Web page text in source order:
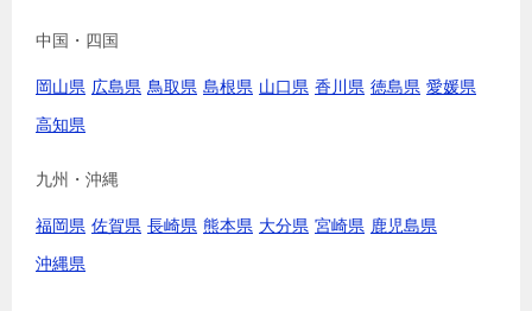
中国・四国
岡山県 広島県 鳥取県 島根県 山口県 香川県 徳島県 愛媛県
高知県
九州・沖縄
福岡県 佐賀県 長崎県 熊本県 大分県 宮崎県 鹿児島県
沖縄県